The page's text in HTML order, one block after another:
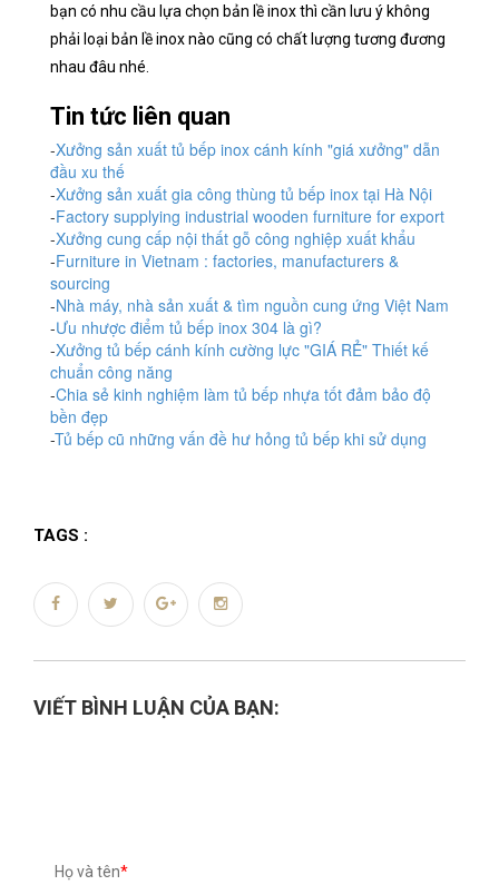
bạn có nhu cầu lựa chọn bản lề inox thì cần lưu ý không
phải loại bản lề inox nào cũng có chất lượng tương đương
nhau đâu nhé.
Tin tức liên quan
-Xưởng sản xuất tủ bếp inox cánh kính "giá xưởng" dẫn
đầu xu thế
-Xưởng sản xuất gia công thùng tủ bếp inox tại Hà Nội
-Factory supplying industrial wooden furniture for export
-Xưởng cung cấp nội thất gỗ công nghiệp xuất khẩu
-Furniture in Vietnam : factories, manufacturers &
sourcing
-Nhà máy, nhà sản xuất & tìm nguồn cung ứng Việt Nam
-Ưu nhược điểm tủ bếp inox 304 là gì?
-Xưởng tủ bếp cánh kính cường lực "GIÁ RẺ" Thiết kế
chuẩn công năng
-Chia sẻ kinh nghiệm làm tủ bếp nhựa tốt đảm bảo độ
bền đẹp
-Tủ bếp cũ những vấn đề hư hỏng tủ bếp khi sử dụng
TAGS :
VIẾT BÌNH LUẬN CỦA BẠN:
Họ và tên*